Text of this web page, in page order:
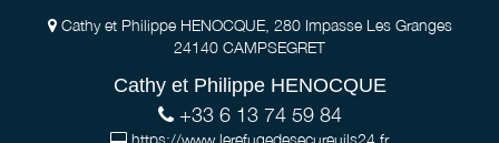
Cathy et Philippe HENOCQUE, 280 Impasse Les Granges
24140 CAMPSEGRET
Cathy et Philippe HENOCQUE
+33 6 13 74 59 84
https://www.lerefugedesecureuils24.fr